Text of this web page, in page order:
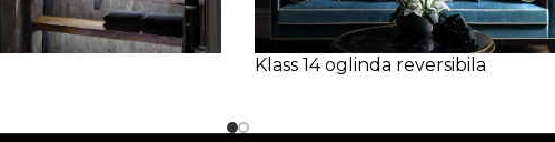
Klass 14 oglinda reversibila